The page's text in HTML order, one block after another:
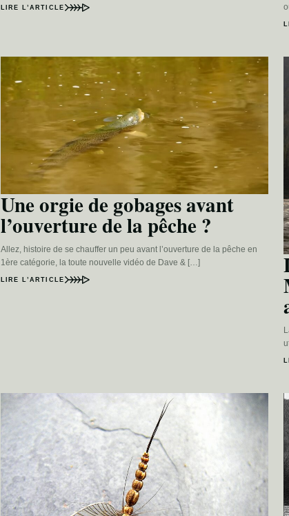
LIRE L’ARTICLE
Une orgie de gobages avant
l’ouverture de la pêche ?
Allez, histoire de se chauffer un peu avant l’ouverture de la pêche en
1ère catégorie, la toute nouvelle vidéo de Dave & […]
LIRE L’ARTICLE